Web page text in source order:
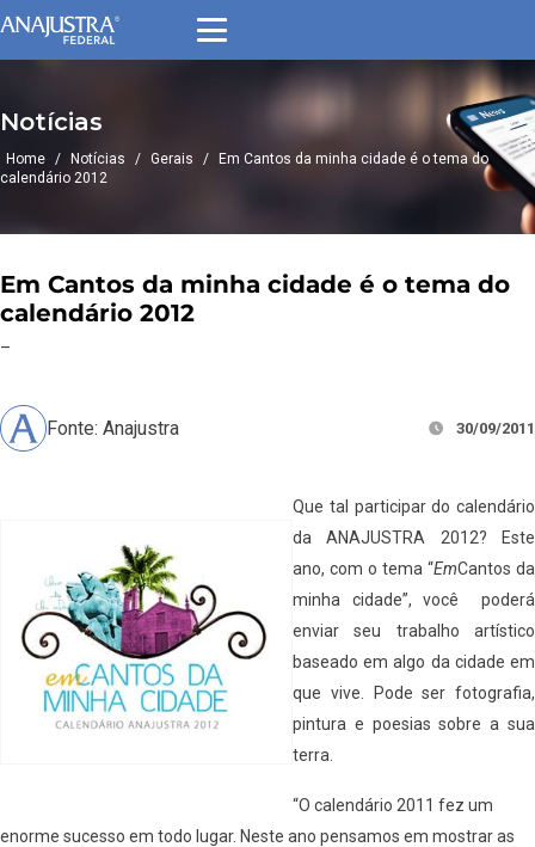
Notícias
Home / Notícias / Gerais /
Em Cantos da minha cidade é o tema do
calendário 2012
Em Cantos da minha cidade é o tema do
calendário 2012
–
Fonte: Anajustra 30/09/2011
Que tal participar do calendário
da ANAJUSTRA 2012? Este
ano, com o tema “EmCantos da
minha cidade”, você poderá
enviar seu trabalho artístico
baseado em algo da cidade em
que vive. Pode ser fotografia,
pintura e poesias sobre a sua
terra.
“O calendário 2011 fez um
enorme sucesso em todo lugar. Neste ano pensamos em mostrar as